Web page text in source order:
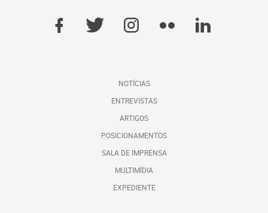
NOTÍCIAS
ENTREVISTAS
ARTIGOS
POSICIONAMENTOS
SALA DE IMPRENSA
MULTIMÍDIA
EXPEDIENTE